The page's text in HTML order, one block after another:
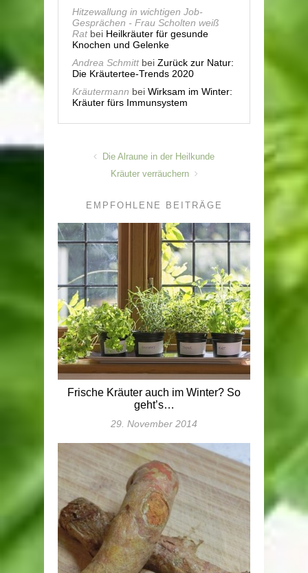
Hitzewallung in wichtigen Job-
Gesprächen - Frau Scholten weiß
Ratbei Heilkräuter für gesunde
Knochen und Gelenke
Andrea Schmittbei Zurück zur Natur:
Die Kräutertee-Trends 2020
Kräutermann bei Wirksam im Winter:
Kräuter fürs Immunsystem
Die Alraune in der Heilkunde
Kräuter verräuchern
EMPFOHLENE BEITRÄGE
Frische Kräuter auch im Winter? So
geht’s…
29. November 2014